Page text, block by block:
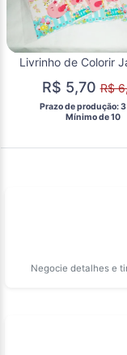
R$ 5,70R$
Prazo de produção:
  Mínimo de 10
Negocie detalhes e